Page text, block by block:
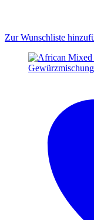
Zur Wunschliste